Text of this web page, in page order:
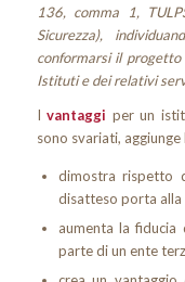
136, comma 1,
Sicurezza),
conformarsi il
Istituti e dei relativi
Ivantaggi per un
sono svariati, aggiunge
dimostra rispetto
disatteso porta alla
aumenta la
parte di un ente